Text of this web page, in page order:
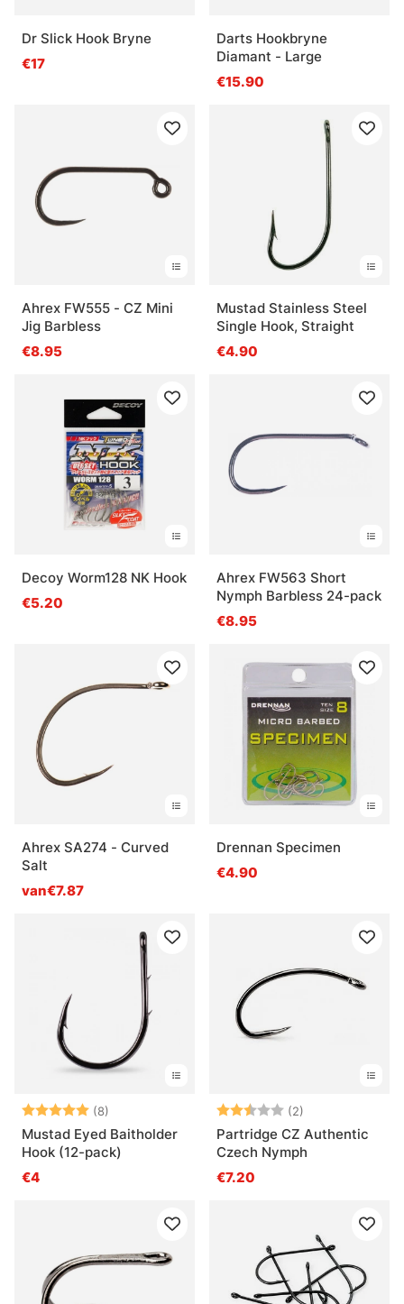
Dr Slick Hook Bryne
€17
Darts Hookbryne
Diamant - Large
€15.90
Ahrex FW555 - CZ Mini
Jig Barbless
€8.95
Mustad Stainless Steel
Single Hook, Straight
€4.90
Decoy Worm128 NK Hook
€5.20
Ahrex FW563 Short
Nymph Barbless 24-pack
€8.95
Ahrex SA274 - Curved
Salt
van€7.87
Drennan Specimen
€4.90
Beoordeling:
(8)
Mustad Eyed Baitholder
Hook (12-pack)
€4
Beoordeling:
(2)
Partridge CZ Authentic
Czech Nymph
€7.20